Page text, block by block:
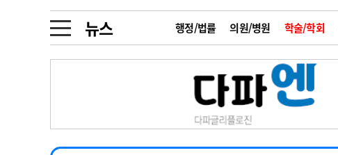
뉴스 행정/법률 의원/병원 학술/학회
금주의 검색어
1
의사인력 수급 추계
2
성분명 처방
3
AI의료
4
전공의 모집 결과
인물 초대석 피플
동영상뉴스
포토뉴스
메디 Hospital 지역병원 중소병원
2026년 하반기 인턴 모집
마취통증의학과 임기제 임상의사 채용